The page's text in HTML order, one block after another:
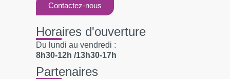
Contactez-nous
Horaires d'ouverture
Du lundi au vendredi :
8h30-12h /13h30-17h
Partenaires